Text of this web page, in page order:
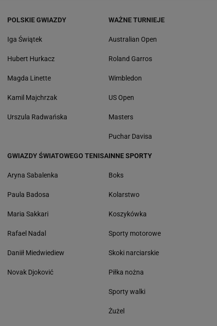
POLSKIE GWIAZDY
Iga Świątek
Hubert Hurkacz
Magda Linette
Kamil Majchrzak
Urszula Radwańska
WAŻNE TURNIEJE
Australian Open
Roland Garros
Wimbledon
US Open
Masters
Puchar Davisa
GWIAZDY ŚWIATOWEGO TENISA
Aryna Sabalenka
Paula Badosa
Maria Sakkari
Rafael Nadal
Daniił Miedwiediew
Novak Djoković
INNE SPORTY
Boks
Kolarstwo
Koszykówka
Sporty motorowe
Skoki narciarskie
Piłka nożna
Sporty walki
Żużel